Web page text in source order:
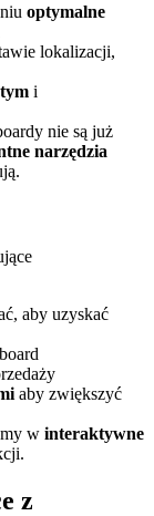
optymalne
lokalizacji,
i
nie są już
narzędzia
aby uzyskać
aby zwiększyć
w interaktywne
z